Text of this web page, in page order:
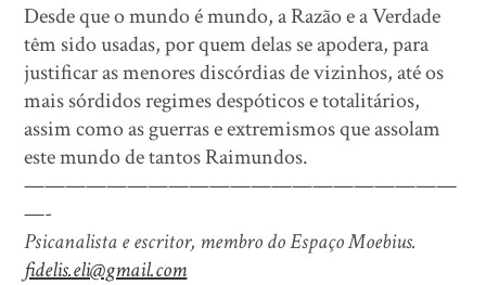
Desde que o mundo é mundo, a Razão e a Verdade
têm sido usadas, por quem delas se apodera, para
justificar as menores discórdias de vizinhos, até os
mais sórdidos regimes despóticos e totalitários,
assim como as guerras e extremismos que assolam
este mundo de tantos Raimundos.
—————————————————————
—-
Psicanalista e escritor, membro do Espaço Moebius.
fidelis.eli@gmail.com